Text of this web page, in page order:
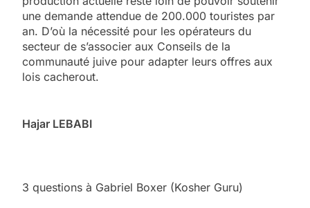
une demande attendue de 200.000 touristes par
an. D’où la nécessité pour les opérateurs du
secteur de s’associer aux Conseils de la
communauté juive pour adapter leurs offres aux
lois cacherout.
Hajar LEBABI
3 questions à Gabriel Boxer (Kosher Guru)